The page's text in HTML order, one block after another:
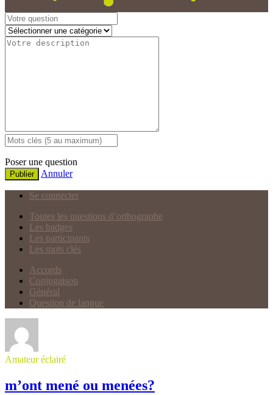
Poser une question
Publier Annuler
Se connecter
Toutes les questions d’orthographe
Les badges
Les participants
Les mots clés
Accords
Conjugaison
Général
Question de langue
Amateur éclairé
m’ont mené ou menées?